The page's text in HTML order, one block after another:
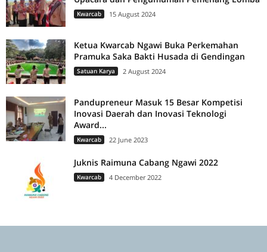
Kwarcab 15 August 2024
Ketua Kwarcab Ngawi Buka Perkemahan
Pramuka Saka Bakti Husada di Gendingan
Satuan Karya 2 August 2024
Pandupreneur Masuk 15 Besar Kompetisi
Inovasi Daerah dan Inovasi Teknologi
Award...
Kwarcab 22 June 2023
Juknis Raimuna Cabang Ngawi 2022
Kwarcab 4 December 2022